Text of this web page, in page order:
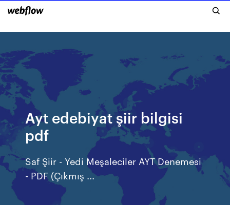
Ayt edebiyat şiir bilgisi
pdf
Saf Şiir - Yedi Meşaleciler AYT Denemesi
- PDF (Çıkmış ...